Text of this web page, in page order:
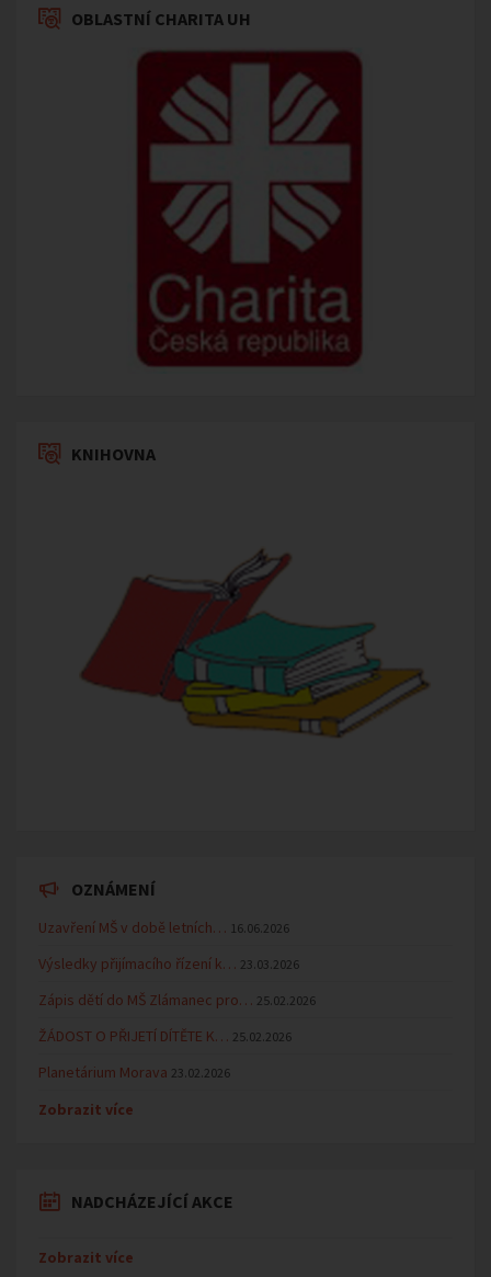
OBLASTNÍ CHARITA UH
KNIHOVNA
OZNÁMENÍ
Uzavření MŠ v době letních… 16.06.2026
Výsledky přijímacího řízení k… 23.03.2026
Zápis dětí do MŠ Zlámanec pro… 25.02.2026
ŽÁDOST O PŘIJETÍ DÍTĚTE K… 25.02.2026
Planetárium Morava 23.02.2026
Zobrazit více
NADCHÁZEJÍCÍ AKCE
Zobrazit více